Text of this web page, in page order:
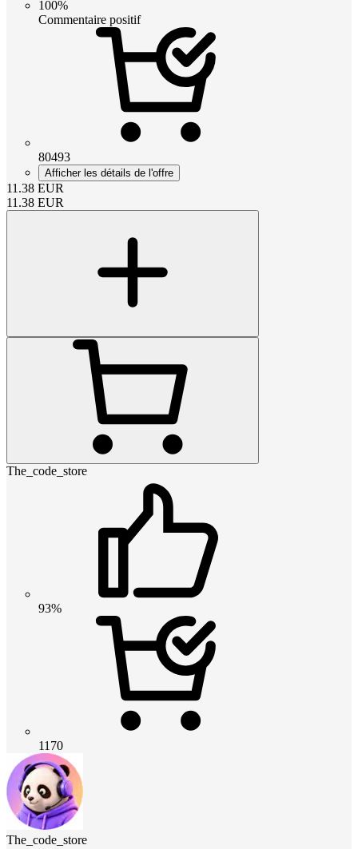
100%
Commentaire positif
80493
Afficher les détails de l'offre
11.38 EUR
11.38 EUR
The_code_store
93%
1170
The_code_store